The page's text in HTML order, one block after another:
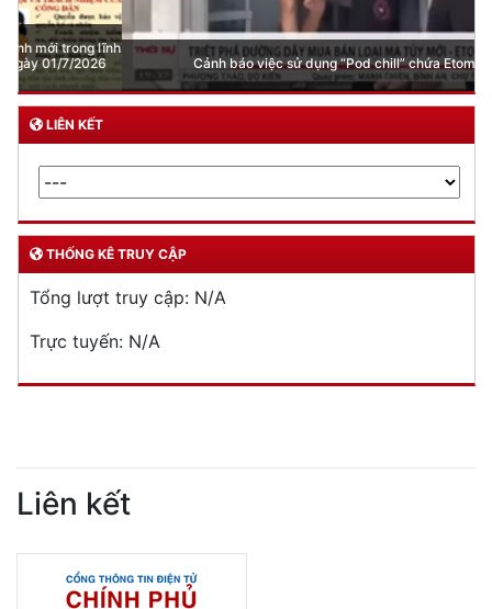
Cảnh báo việc sử dụng “Pod chill” chứa Etomidate
LIÊN KẾT
THỐNG KÊ TRUY CẬP
Tổng lượt truy cập: N/A
Trực tuyến: N/A
Liên kết